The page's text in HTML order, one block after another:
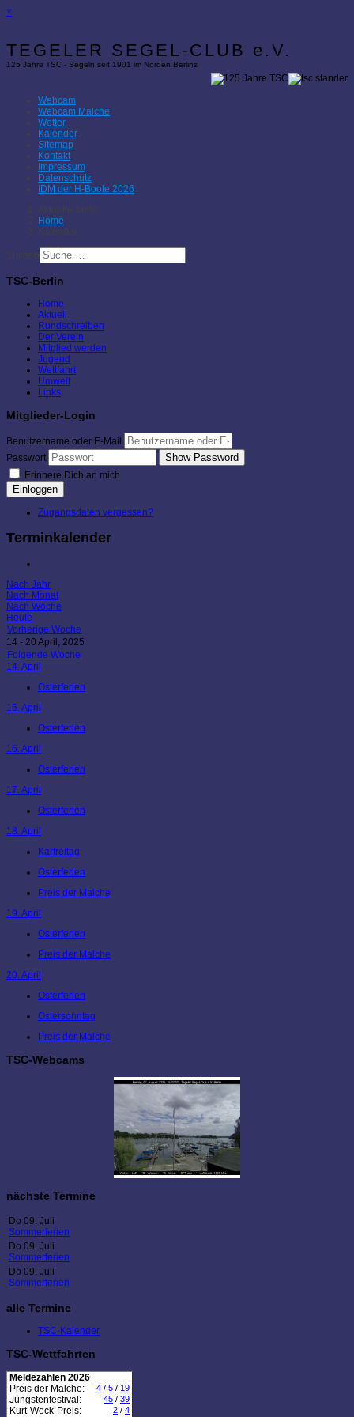
×
TEGELER SEGEL-CLUB e.V.
125 Jahre TSC - Segeln seit 1901 im Norden Berlins
Webcam
Webcam Malche
Wetter
Kalender
Sitemap
Kontakt
Impressum
Datenschutz
IDM der H-Boote 2026
Aktuelle Seite:
Home
Kalender
Suchen
TSC-Berlin
Home
Aktuell
Rundschreiben
Der Verein
Mitglied werden
Jugend
Wettfahrt
Umwelt
Links
Mitglieder-Login
Benutzername oder E-Mail
Passwort
Show Password
Erinnere Dich an mich
Einloggen
Zugangsdaten vergessen?
Terminkalender
Nach Jahr
Nach Monat
Nach Woche
Heute
Vorherige Woche
14 - 20 April, 2025
Folgende Woche
14. April
Osterferien
15. April
Osterferien
16. April
Osterferien
17. April
Osterferien
18. April
Karfreitag
Osterferien
Preis der Malche
19. April
Osterferien
Preis der Malche
20. April
Osterferien
Ostersonntag
Preis der Malche
TSC-Webcams
nächste Termine
Do 09. Juli
Sommerferien
Do 09. Juli
Sommerferien
Do 09. Juli
Sommerferien
alle Termine
TSC-Kalender
TSC-Wettfahrten
Meldezahlen 2026
Preis der Malche:
4 / 5 / 19
Jüngstenfestival: 45 / 39
Kurt-Weck-Preis: 2 / 4